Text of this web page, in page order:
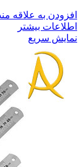
افزودن به علاقه
اطلاعات بیشتر
نمایش سریع